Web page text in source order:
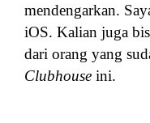
mendengarkan.
iOS. Kalian juga
dari orang yang
Clubhouse ini.